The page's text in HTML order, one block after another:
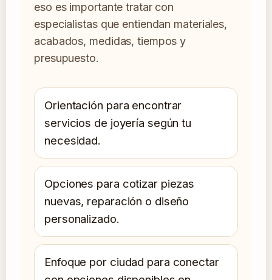
eso es importante tratar con
especialistas que entiendan materiales,
acabados, medidas, tiempos y
presupuesto.
Orientación para encontrar
servicios de joyería según tu
necesidad.
Opciones para cotizar piezas
nuevas, reparación o diseño
personalizado.
Enfoque por ciudad para conectar